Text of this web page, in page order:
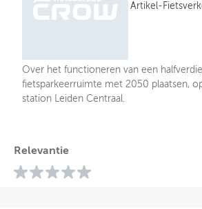
Artikel-
Over het functioneren van een
fietsparkeerruimte met 2050 plaatsen,
station Leiden Centraal.
Relevantie